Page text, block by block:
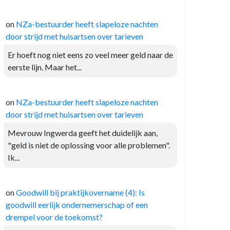
on NZa-bestuurder heeft slapeloze nachten
door strijd met huisartsen over tarieven
Er hoeft nog niet eens zo veel meer geld naar de
eerste lijn. Maar het...
on NZa-bestuurder heeft slapeloze nachten
door strijd met huisartsen over tarieven
Mevrouw Ingwerda geeft het duidelijk aan,
"geld is niet de oplossing voor alle problemen".
Ik...
onGoodwill bij praktijkovername (4): Is
goodwill eerlijk ondernemerschap of een
drempel voor de toekomst?